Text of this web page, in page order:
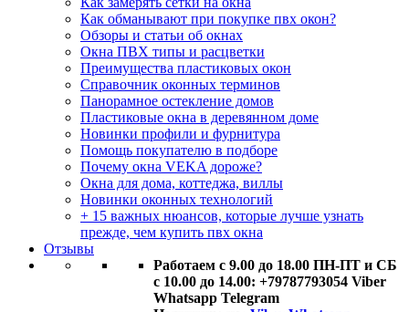
Как обманывают при покупке пвх окон?
Обзоры и статьи об окнах
Окна ПВХ типы и расцветки
Преимущества пластиковых окон
Справочник оконных терминов
Панорамное остекление домов
Пластиковые окна в деревянном доме
Новинки профили и фурнитура
Помощь покупателю в подборе
Почему окна VEKA дороже?
Окна для дома, коттеджа, виллы
Новинки оконных технологий
+ 15 важных нюансов, которые лучше узнать
прежде, чем купить пвх окна
Отзывы
Работаем с 9.00 до 18.00 ПН-ПТ и СБ
с 10.00 до 14.00: +79787793054 Viber
Whatsapp Telegram